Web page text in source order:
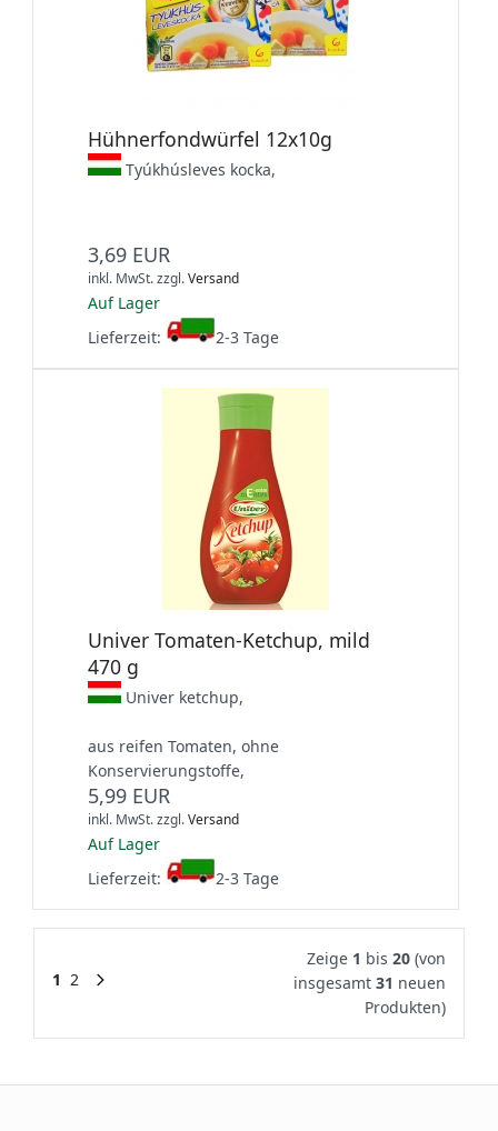
Hühnerfondwürfel 12x10g
Tyúkhúsleves kocka,
3,69 EUR
inkl. MwSt.zzgl.Versand
Auf Lager
Lieferzeit:
2-3 Tage
Univer Tomaten-Ketchup, mild
470 g
Univer ketchup,
aus reifen Tomaten, ohne
Konservierungstoffe,
5,99 EUR
inkl. MwSt.zzgl.Versand
Auf Lager
Lieferzeit:
2-3 Tage
1 2
Zeige 1 bis 20 (von
insgesamt 31 neuen
Produkten)